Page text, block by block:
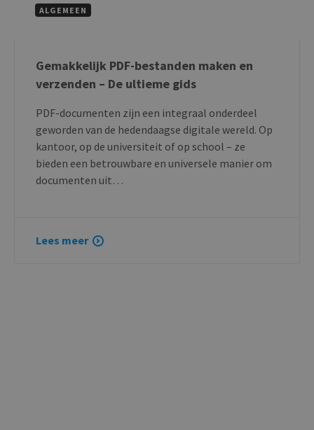
ALGEMEEN
Gemakkelijk PDF-bestanden maken en
verzenden – De ultieme gids
PDF-documenten zijn een integraal onderdeel
geworden van de hedendaagse digitale wereld. Op
kantoor, op de universiteit of op school – ze
bieden een betrouwbare en universele manier om
documenten uit…
Lees meer